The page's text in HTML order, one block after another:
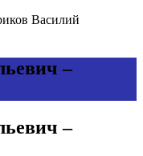
Василий
–
–